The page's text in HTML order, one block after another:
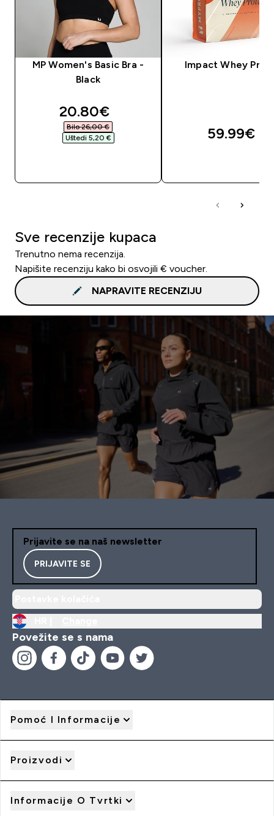
MP Women's Basic Bra -
Black
discounted price
20.80€‎
Bilo 26,00 €‎
Uštedi 5,20 €‎
Impact Whey
59.99€‎
Sve recenzije kupaca
Trenutno nema recenzija.
Napišite recenziju kako bi osvojili € voucher.
NAPRAVITE RECENZIJU
Prijavite se na naš newsletter
PRIJAVITE SE
Povežite se s nama
Pomoć I Informacije
Proizvodi
Informacije O Tvrtki